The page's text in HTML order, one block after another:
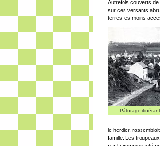
Autrefois couverts de
sur ces versants
terres les moins
Pâturage
le herdier,
famille. Les